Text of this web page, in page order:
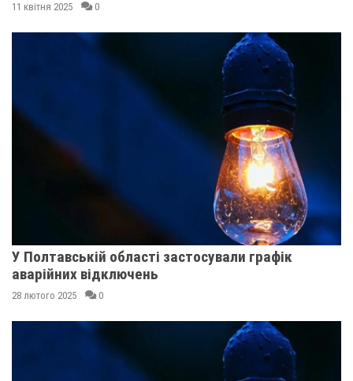
11 квітня 2025 0
У Полтавській області застосували графік
аварійних відключень
28 лютого 2025 0